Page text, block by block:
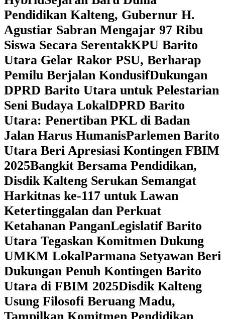
Pendidikan Kalteng, Gubernur H.
Agustiar Sabran Mengajar 97 Ribu
Siswa Secara SerentakKPU Barito
Utara Gelar Rakor PSU, Berharap
Pemilu Berjalan KondusifDukungan
DPRD Barito Utara untuk Pelestarian
Seni Budaya LokalDPRD Barito
Utara: Penertiban PKL di Badan
Jalan Harus HumanisParlemen Barito
Utara Beri Apresiasi Kontingen FBIM
2025‎Bangkit Bersama Pendidikan,
Disdik Kalteng Serukan Semangat
Harkitnas ke-117 untuk Lawan
Ketertinggalan dan Perkuat
Ketahanan PanganLegislatif Barito
Utara Tegaskan Komitmen Dukung
UMKM LokalParmana Setyawan Beri
Dukungan Penuh Kontingen Barito
Utara di FBIM 2025Disdik Kalteng
Usung Filosofi Beruang Madu,